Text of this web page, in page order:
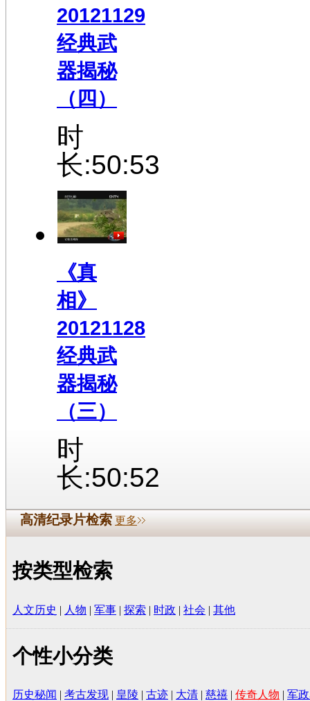
20121129
经典武
器揭秘
（四）
时
长:50:53
《真
相》
20121128
经典武
器揭秘
（三）
时
长:50:52
高清纪录片检索 更多
按类型检索
人文历史 | 人物 | 军事 | 探索 | 时政 | 社会 | 其他
个性小分类
历史秘闻 | 考古发现 | 皇陵 | 古迹 | 大清 | 慈禧 | 传奇人物 | 军